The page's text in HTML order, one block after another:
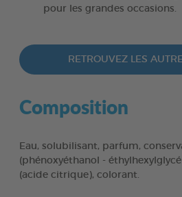
pour les grandes occasions.
RETROUVEZ LES
Composition
Eau, solubilisant, parfum,
(phénoxyéthanol -
(acide citrique), colorant.